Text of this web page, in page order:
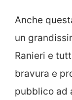
Anche
un
Ranieri e
bravura e
pubblico ad